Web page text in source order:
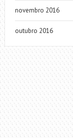
novembro 2016
outubro 2016